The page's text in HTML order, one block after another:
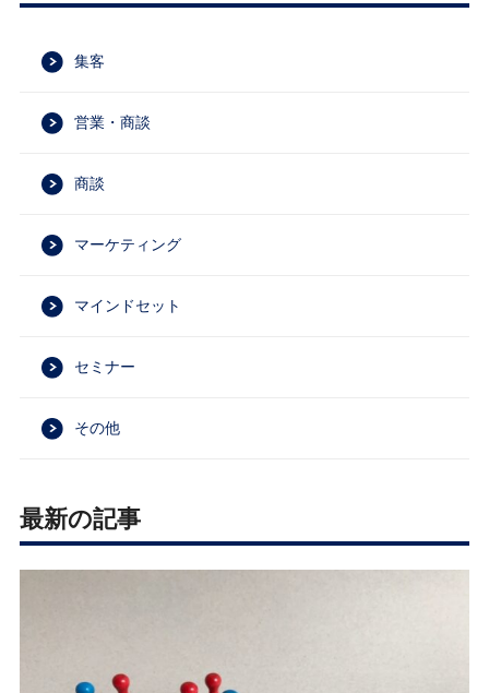
集客
営業・商談
商談
マーケティング
マインドセット
セミナー
その他
最新の記事